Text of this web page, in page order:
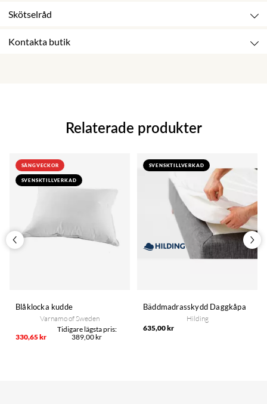
Skötselråd
Kontakta butik
Relaterade produkter
SÄNGVECKOR
SVENSKTILLVERKAD
Blåklocka kudde
Varnamo of Sweden
330,65 kr 389,00 kr
SVENSKTILLVERKAD
Bäddmadrasskydd Daggkåpa
Hilding
635,00 kr